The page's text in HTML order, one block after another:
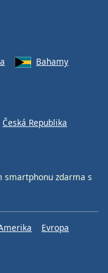
Bahamy
Česká Republika
smartphonu zdarma s
Evropa